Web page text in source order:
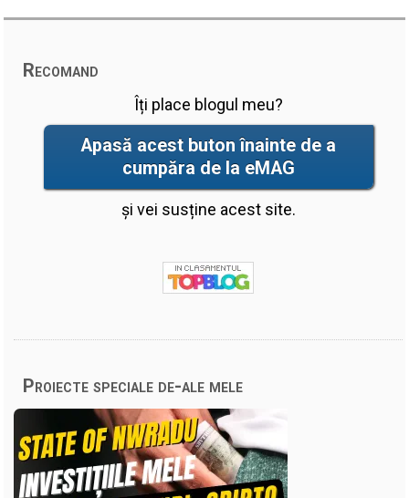
Recomand
Îți place blogul meu?
Apasă acest buton înainte de a
cumpăra de la eMAG
și vei susține acest site.
Proiecte speciale de-ale mele